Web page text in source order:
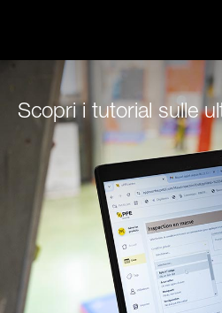
Scopri i tutorial sulle